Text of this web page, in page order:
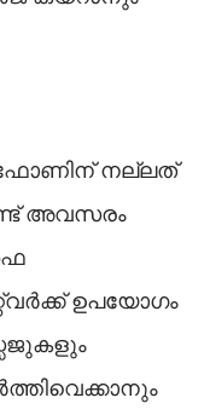
നല്ലത്
അവസരം
ഉപയോഗം